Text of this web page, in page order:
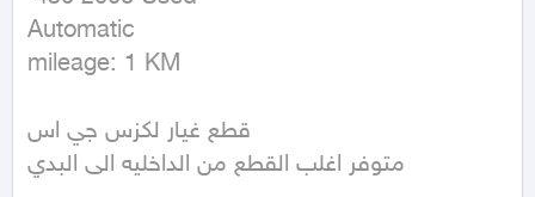
Automatic
mileage: 1 KM
قطع غيار لكزس جي اس
متوفر اغلب القطع من الداخليه الى البدي